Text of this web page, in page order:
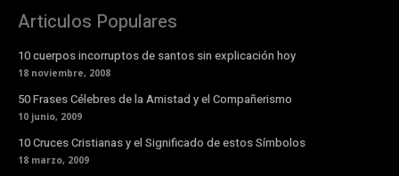
Articulos Populares
10 cuerpos incorruptos de santos sin explicación hoy
18 noviembre, 2008
50 Frases Célebres de la Amistad y el Compañerismo
10 junio, 2009
10 Cruces Cristianas y el Significado de estos Símbolos
18 marzo, 2009